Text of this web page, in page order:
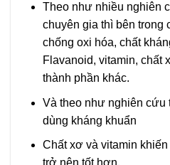
Theo như nhiều nghiên
chuyên gia thì bên trong
chống oxi hóa, chất
Flavanoid, vitamin,
thành phần khác.
Và theo như nghiên cứu
dùng kháng khuẩn
Chất xơ và vitamin